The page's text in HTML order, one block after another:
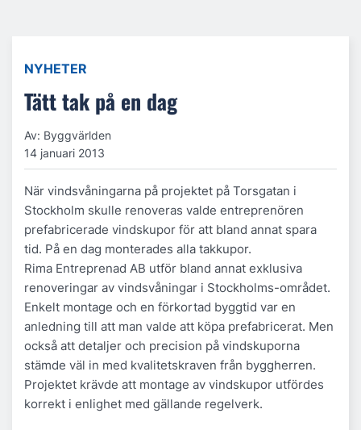
NYHETER
Tätt tak på en dag
Av: Byggvärlden
14 januari 2013
När vindsvåningarna på projektet på Torsgatan i
Stockholm skulle renoveras valde entreprenören
prefabricerade vindskupor för att bland annat spara
tid. På en dag monterades alla takkupor.
Rima Entreprenad AB utför bland annat exklusiva
renoveringar av vindsvåningar i Stockholms-området.
Enkelt montage och en förkortad byggtid var en
anledning till att man valde att köpa prefabricerat. Men
också att detaljer och precision på vindskuporna
stämde väl in med kvalitetskraven från byggherren.
Projektet krävde att montage av vindskupor utfördes
korrekt i enlighet med gällande regelverk.